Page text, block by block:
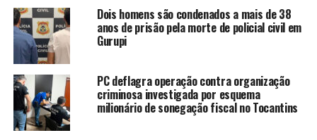
Dois homens são condenados a mais de 38
anos de prisão pela morte de policial civil em
Gurupi
PC deflagra operação contra organização
criminosa investigada por esquema
milionário de sonegação fiscal no Tocantins